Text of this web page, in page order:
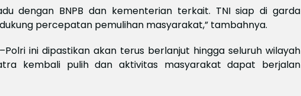
dengan BNPB dan kementerian terkait. TNI siap di garda
percepatan pemulihan masyarakat,” tambahnya.
ini dipastikan akan terus berlanjut hingga seluruh wilayah
kembali pulih dan aktivitas masyarakat dapat berjalan